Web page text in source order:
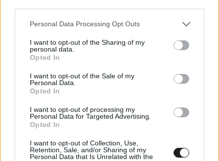
Please note that this website/app uses one or more Google
not limited to your visit or usage behaviour. You may click to
grant or deny consent to Google and its third-party tags to
use your data for below specified purposes in below Google
consent section.
Personal Data Processing Opt Outs
I want to opt-out of the Sharing of my
personal data.
Opted In
I want to opt-out of the Sale of my
Personal Data.
Opted In
I want to opt-out of processing my
Personal Data for Targeted Advertising.
Opted In
I want to opt-out of Collection, Use,
Retention, Sale, and/or Sharing of my
Personal Data that Is Unrelated with the
Lorenzo BaldassarriDucati
40
Danilo Petrucci BMW
Álvaro Bautista
27
Garrett Gerloff Kawasaki
24
Tarran Mackenzie
Xavi Vierge Yamaha
15
Alberto Surra
Remy Gardner Yamaha
Stefano Manzi Yamaha 7